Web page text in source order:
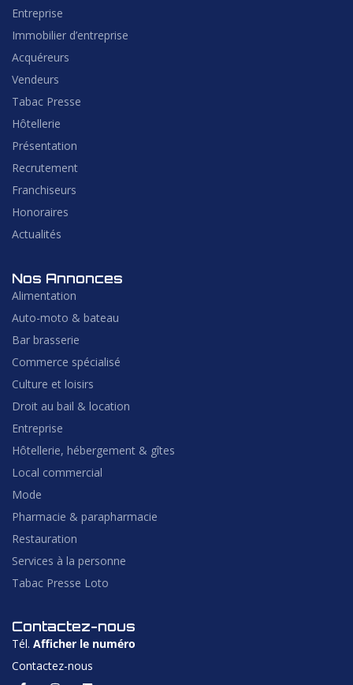
Entreprise
Immobilier d’entreprise
Acquéreurs
Vendeurs
Tabac Presse
Hôtellerie
Présentation
Recrutement
Franchiseurs
Honoraires
Actualités
Nos Annonces
Alimentation
Auto-moto & bateau
Bar brasserie
Commerce spécialisé
Culture et loisirs
Droit au bail & location
Entreprise
Hôtellerie, hébergement & gîtes
Local commercial
Mode
Pharmacie & parapharmacie
Restauration
Services à la personne
Tabac Presse Loto
Contactez-nous
Tél. Afficher le numéro
Contactez-nous